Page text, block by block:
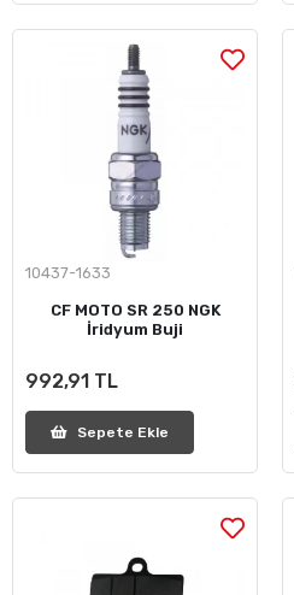
10437-1633
CF MOTO SR 250 NGK
İridyum Buji
992,91 TL
Sepete Ekle